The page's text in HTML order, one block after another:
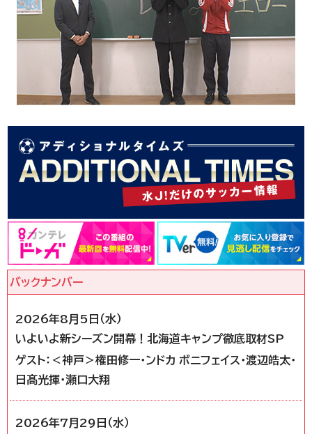
2026年8月5日（水）
いよいよ新シーズン開幕！北海道キャンプ徹底取材SP
ゲスト：＜神戸＞権田修一・ンドカ ボニフェイス・渡辺皓太・
日髙光揮・瀬口大翔
2026年7月29日（水）